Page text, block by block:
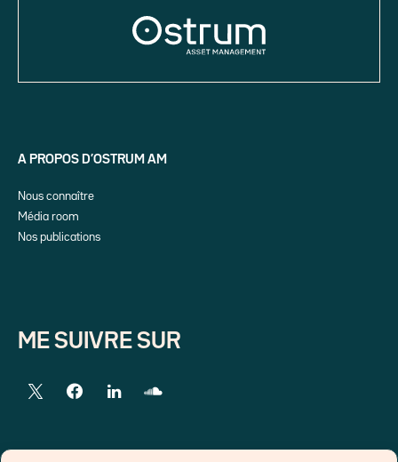
A PROPOS D’OSTRUM AM
Nous connaître
Média room
Nos publications
ME SUIVRE SUR